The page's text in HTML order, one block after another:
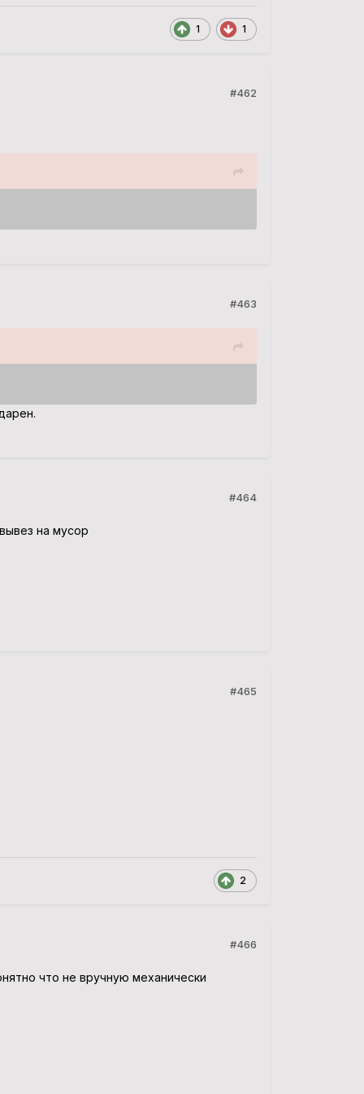
1 1
#462
#463
#464
на мусор
#465
2
#466
что не вручную механически